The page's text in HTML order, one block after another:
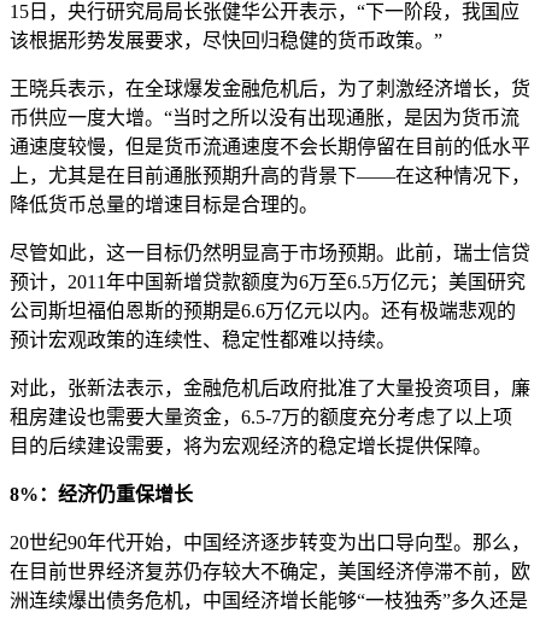
15日，央行研究局局长张健华公开表示，“下一阶段，我国应
该根据形势发展要求，尽快回归稳健的货币政策。”
王晓兵表示，在全球爆发金融危机后，为了刺激经济增长，货
币供应一度大增。“当时之所以没有出现通胀，是因为货币流
通速度较慢，但是货币流通速度不会长期停留在目前的低水平
上，尤其是在目前通胀预期升高的背景下——在这种情况下，
降低货币总量的增速目标是合理的。
尽管如此，这一目标仍然明显高于市场预期。此前，瑞士信贷
预计，2011年中国新增贷款额度为6万至6.5万亿元；美国研究
公司斯坦福伯恩斯的预期是6.6万亿元以内。还有极端悲观的
预计宏观政策的连续性、稳定性都难以持续。
对此，张新法表示，金融危机后政府批准了大量投资项目，廉
租房建设也需要大量资金，6.5-7万的额度充分考虑了以上项
目的后续建设需要，将为宏观经济的稳定增长提供保障。
8%：经济仍重保增长
20世纪90年代开始，中国经济逐步转变为出口导向型。那么，
在目前世界经济复苏仍存较大不确定，美国经济停滞不前，欧
洲连续爆出债务危机，中国经济增长能够“一枝独秀”多久还是